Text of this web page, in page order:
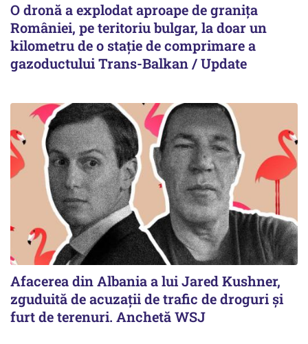
O dronă a explodat aproape de granița
României, pe teritoriu bulgar, la doar un
kilometru de o stație de comprimare a
gazoductului Trans-Balkan / Update
Afacerea din Albania a lui Jared Kushner,
zguduită de acuzații de trafic de droguri și
furt de terenuri. Anchetă WSJ